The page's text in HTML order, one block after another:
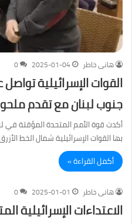
هانى خاطر
2025-01-04
0
القوات الإسرائيلية
جنوب لبنان مع تقدم
أكدت قوة الأمم المتحدة المؤقتة في
بها القوات الإسرائيلية شمال الخط
أكمل القراءة »
هانى خاطر
2025-01-01
0
الاعتداءات